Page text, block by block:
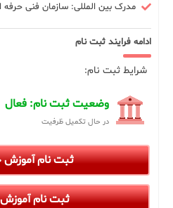
مدرک بین المللی: سازمان فنی حرفه
ادامه فرایند ثبت نام
شرایط ثبت نام:
وضعیت ثبت نام: فعال
در حال تکمیل ظرفیت
ثبت نام
ثبت نام آموزش